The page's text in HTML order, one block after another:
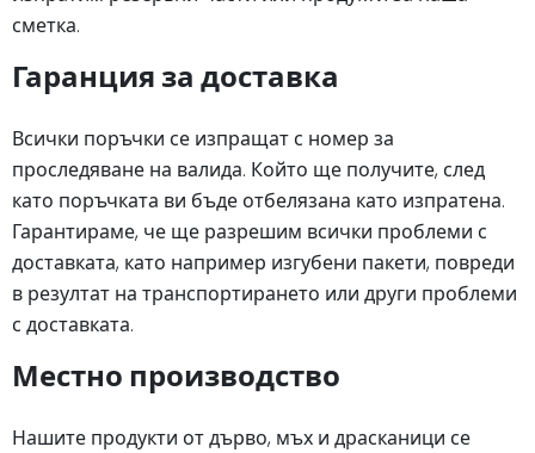
сметка.
Гаранция за доставка
Всички поръчки се изпращат с номер за
проследяване на валида. Който ще получите, след
като поръчката ви бъде отбелязана като изпратена.
Гарантираме, че ще разрешим всички проблеми с
доставката, като например изгубени пакети, повреди
в резултат на транспортирането или други проблеми
с доставката.
Местно производство
Нашите продукти от дърво, мъх и драсканици се